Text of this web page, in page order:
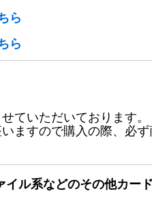
ら
ら
ていただいております。
ますので購入の際、必
ル系などのその他カー